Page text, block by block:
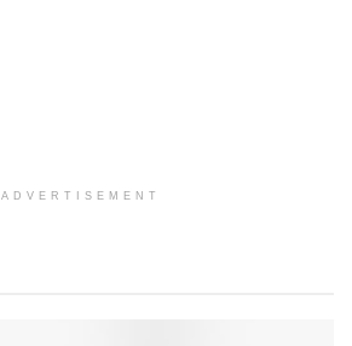
ADVERTISEMENT